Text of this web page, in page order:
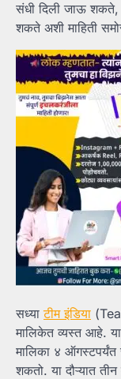
संधी दिली जाऊ शकते,
शकते अशी माहिती
सध्याटीम इंडिया
मालिकेत व्यस्त आहे.
मालिका ४ ऑगस्टपर्यंत
शकतो. या दौऱ्यात